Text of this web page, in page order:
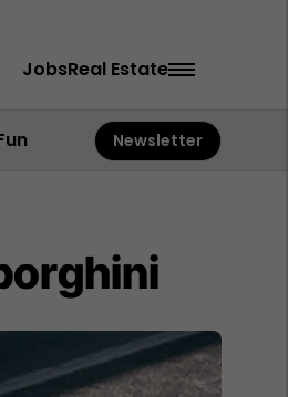
JobsReal Estate
Newsletter